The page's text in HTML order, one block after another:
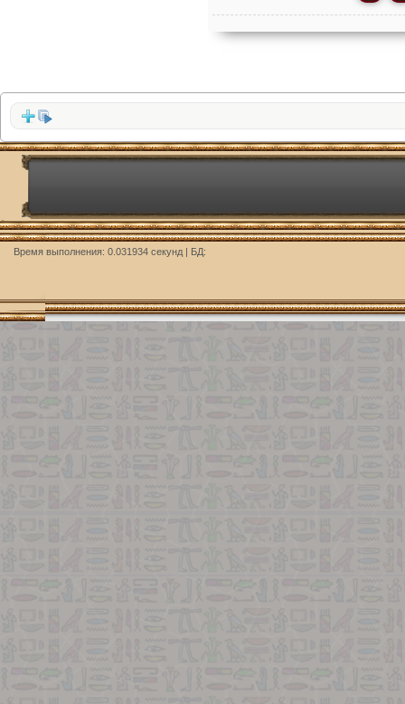
Время выполнения: 0.031934 секунд | БД: